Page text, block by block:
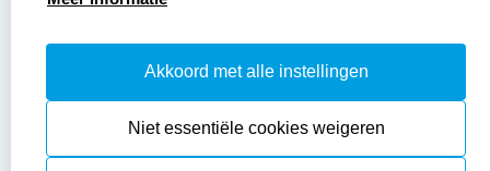
Instructiepagina
Safety Sheets
Akkoord met alle instellingen
Niet essentiële cookies weigeren